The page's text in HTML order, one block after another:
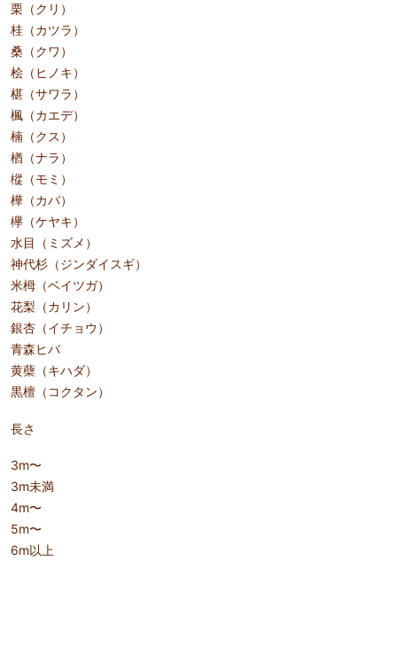
栗（クリ）
桂（カツラ）
桑（クワ）
桧（ヒノキ）
椹（サワラ）
楓（カエデ）
楠（クス）
楢（ナラ）
樅（モミ）
樺（カバ）
欅（ケヤキ）
水目（ミズメ）
神代杉（ジンダイスギ）
米栂（ベイツガ）
花梨（カリン）
銀杏（イチョウ）
青森ヒバ
黄蘗（キハダ）
黒檀（コクタン）
長さ
3m〜
3m未満
4m〜
5m〜
6m以上